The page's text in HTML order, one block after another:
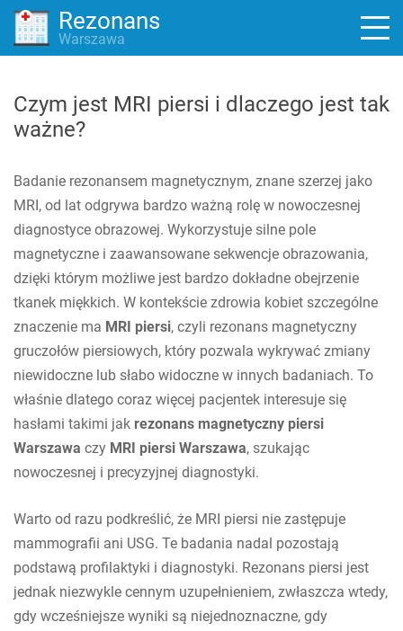
Rezonans
Warszawa
Czym jest MRI piersi i dlaczego jest tak
ważne?
Badanie rezonansem magnetycznym, znane szerzej jako
MRI, od lat odgrywa bardzo ważną rolę w nowoczesnej
diagnostyce obrazowej. Wykorzystuje silne pole
magnetyczne i zaawansowane sekwencje obrazowania,
dzięki którym możliwe jest bardzo dokładne obejrzenie
tkanek miękkich. W kontekście zdrowia kobiet szczególne
znaczenie ma MRI piersi, czyli rezonans magnetyczny
gruczołów piersiowych, który pozwala wykrywać zmiany
niewidoczne lub słabo widoczne w innych badaniach. To
właśnie dlatego coraz więcej pacjentek interesuje się
hasłami takimi jak rezonans magnetyczny piersi
Warszawa czy MRI piersi Warszawa, szukając
nowoczesnej i precyzyjnej diagnostyki.
Warto od razu podkreślić, że MRI piersi nie zastępuje
mammografii ani USG. Te badania nadal pozostają
podstawą profilaktyki i diagnostyki. Rezonans piersi jest
jednak niezwykle cennym uzupełnieniem, zwłaszcza wtedy,
gdy wcześniejsze wyniki są niejednoznaczne, gdy